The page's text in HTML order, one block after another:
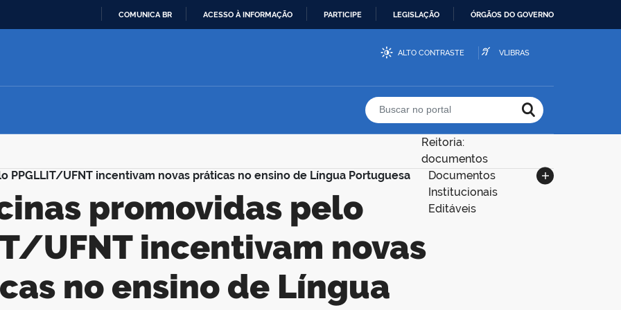
CONTEÚDO
COMUNICA BR ACESSO À INFORMAÇÃO PARTICIPE LEGISLAÇÃO ÓRGÃOS DO GOVERNO
ALTO CONTRASTE VLIBRAS
Buscar no portal
PPGLLIT/UFNT incentivam novas práticas no ensino de Língua Portuguesa
Reitoria:
documentos
Documentos
Institucionais
Editáveis
UFNT incentivam novas
no ensino de Língua